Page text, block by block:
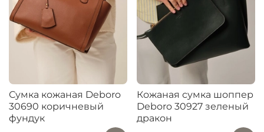
Сумка кожаная Deboro
30690 коричневый
фундук
Кожаная сумка шоппер
Deboro 30927 зеленый
дракон